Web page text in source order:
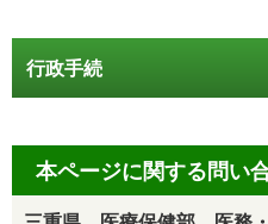
行政手続
本ページに関する問い